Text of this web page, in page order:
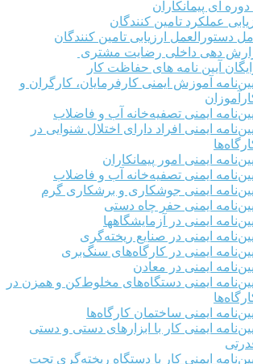
دوره ای پیمانکاران
عملکرد تامین کنندگان
دستورالعمل ارزیابی تامین کنندگان
دهی داخلی رضایت مشتری
آیین نامه های حفاظت کار
آیین‌نامه آموزش ایمنی کارفرمایان، کارگران و
آیین‌نامه ایمنی تصفیه‌خانه آب و فاضلاب
آیین‌نامه ایمنی افراد دارای اختلال شنوایی در
آیین‌نامه ایمنی امور پیمانکاران
آیین‌نامه ایمنی تصفیه‌خانه آب و فاضلاب
آیین‌نامه ایمنی جوشکاری و برشکاری گرم
آیین‌نامه ایمنی حفر چاه دستی
آیین‌نامه ایمنی در آزمایشگاهها
آیین‌نامه ایمنی در صنایع ریخته‌گری
آیین‌نامه ایمنی در کارگاه‌های سنگ‌بری
آیین‌نامه ایمنی در معادن
آیین‌نامه ایمنی دستگاه‌های مخلوط‌کن و همزن در
آیین‌نامه ایمنی ساختمان کارگاه‌ها
آیین‌نامه ایمنی کار با ابزارهای دستی و دستی
آیین‌نامه ایمنی کار با دستگاه ریخته‌گری تحت